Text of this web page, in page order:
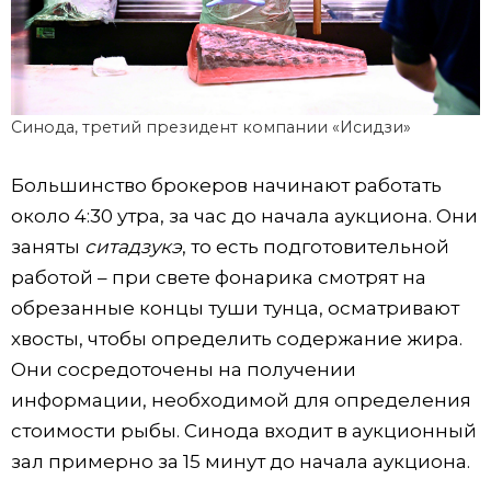
Синода, третий президент компании «Исидзи»
Большинство брокеров начинают работать
около 4:30 утра, за час до начала аукциона. Они
заняты ситадзукэ, то есть подготовительной
работой – при свете фонарика смотрят на
обрезанные концы туши тунца, осматривают
хвосты, чтобы определить содержание жира.
Они сосредоточены на получении
информации, необходимой для определения
стоимости рыбы. Синода входит в аукционный
зал примерно за 15 минут до начала аукциона.